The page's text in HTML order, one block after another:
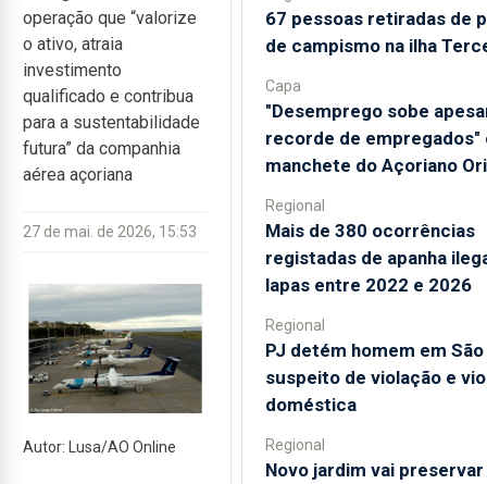
operação que “valorize
o ativo, atraia
investimento
qualificado e contribua
para a sustentabilidade
futura” da companhia
aérea açoriana
27 de mai. de 2026, 15:53
Autor: Lusa/AO Online
67 pessoas retiradas de
de campismo na ilha
Capa
"Desemprego sobe
recorde de empregados"
manchete do Açoriano
Regional
Mais de 380 ocorrências
registadas de apanha
lapas entre 2022 e 2026
Regional
PJ detém homem em
suspeito de violação e
doméstica
Regional
Novo jardim vai